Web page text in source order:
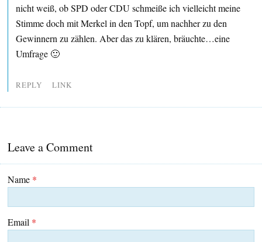
nicht weiß, ob SPD oder CDU schmeiße ich vielleicht meine
Stimme doch mit Merkel in den Topf, um nachher zu den
Gewinnern zu zählen. Aber das zu klären, bräuchte…eine
Umfrage 🙂
REPLY LINK
Leave a Comment
Name *
Email *